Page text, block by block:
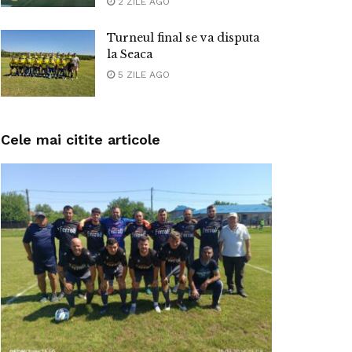
Turneul final se va disputa
la Seaca
5 ZILE AGO
Cele mai citite articole